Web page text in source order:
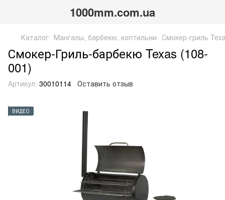
1000mm.com.ua
Каталог Мангалы, барбекю, коптильни Смокер-гриль
Смокер-Гриль-барбекю Texas (108-
001)
Артикул: 30010114 Оставить отзыв
ВИДЕО